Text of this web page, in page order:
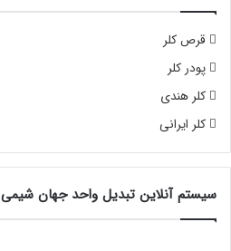
قرص کلر
پودر کلر
کلر هندی
کلر ایرانی
سیستم آنلاین تبدیل واحد جهان شیمی